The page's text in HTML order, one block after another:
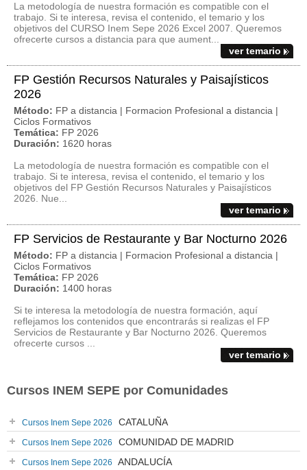
La metodología de nuestra formación es compatible con el
trabajo. Si te interesa, revisa el contenido, el temario y los
objetivos del CURSO Inem Sepe 2026 Excel 2007. Queremos
ofrecerte cursos a distancia para que aument...
ver temario
FP Gestión Recursos Naturales y Paisajísticos
2026
Método: FP a distancia | Formacion Profesional a distancia |
Ciclos Formativos
Temática: FP 2026
Duración: 1620 horas
La metodología de nuestra formación es compatible con el
trabajo. Si te interesa, revisa el contenido, el temario y los
objetivos del FP Gestión Recursos Naturales y Paisajísticos
2026. Nue...
ver temario
FP Servicios de Restaurante y Bar Nocturno 2026
Método: FP a distancia | Formacion Profesional a distancia |
Ciclos Formativos
Temática: FP 2026
Duración: 1400 horas
Si te interesa la metodología de nuestra formación, aquí
reflejamos los contenidos que encontrarás si realizas el FP
Servicios de Restaurante y Bar Nocturno 2026. Queremos
ofrecerte cursos ...
ver temario
Cursos INEM SEPE por Comunidades
Cursos Inem Sepe 2026 CATALUÑA
Cursos Inem Sepe 2026 COMUNIDAD DE MADRID
Cursos Inem Sepe 2026 ANDALUCÍA